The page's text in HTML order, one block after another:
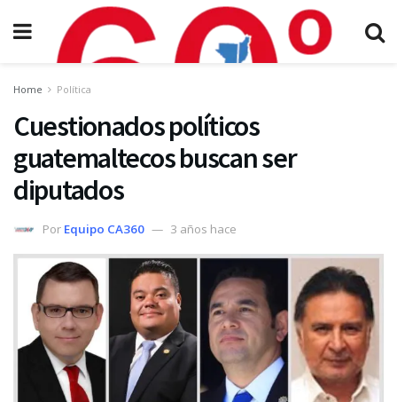
Home Política
Cuestionados políticos
guatemaltecos buscan ser
diputados
Por Equipo CA360 3 años hace